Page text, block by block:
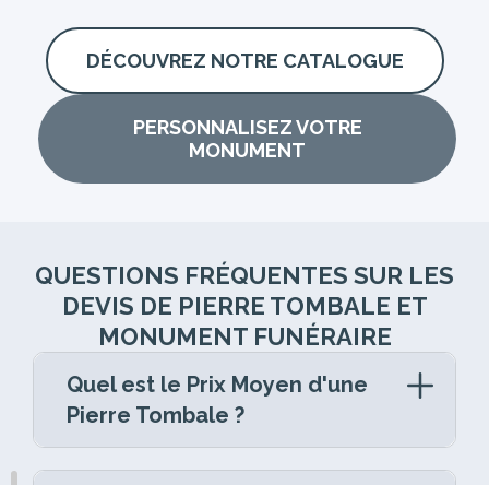
DÉCOUVREZ NOTRE CATALOGUE
PERSONNALISEZ VOTRE
MONUMENT
QUESTIONS FRÉQUENTES SUR LES
DEVIS DE PIERRE TOMBALE ET
MONUMENT FUNÉRAIRE
Quel est le Prix Moyen d'une
Pierre Tombale ?